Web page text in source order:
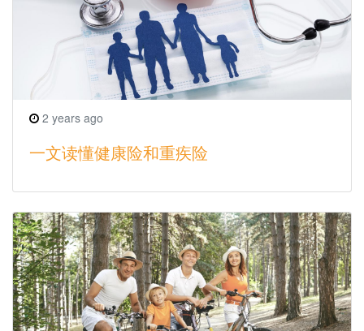
2 years ago
一文读懂健康险和重疾险